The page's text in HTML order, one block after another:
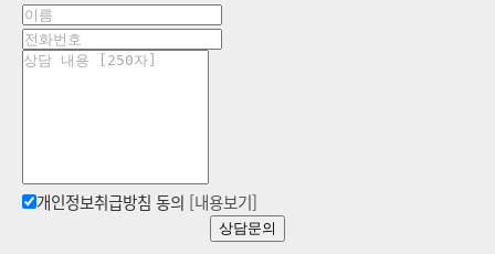
개인정보취급방침 동의 [내용보기]
상담문의